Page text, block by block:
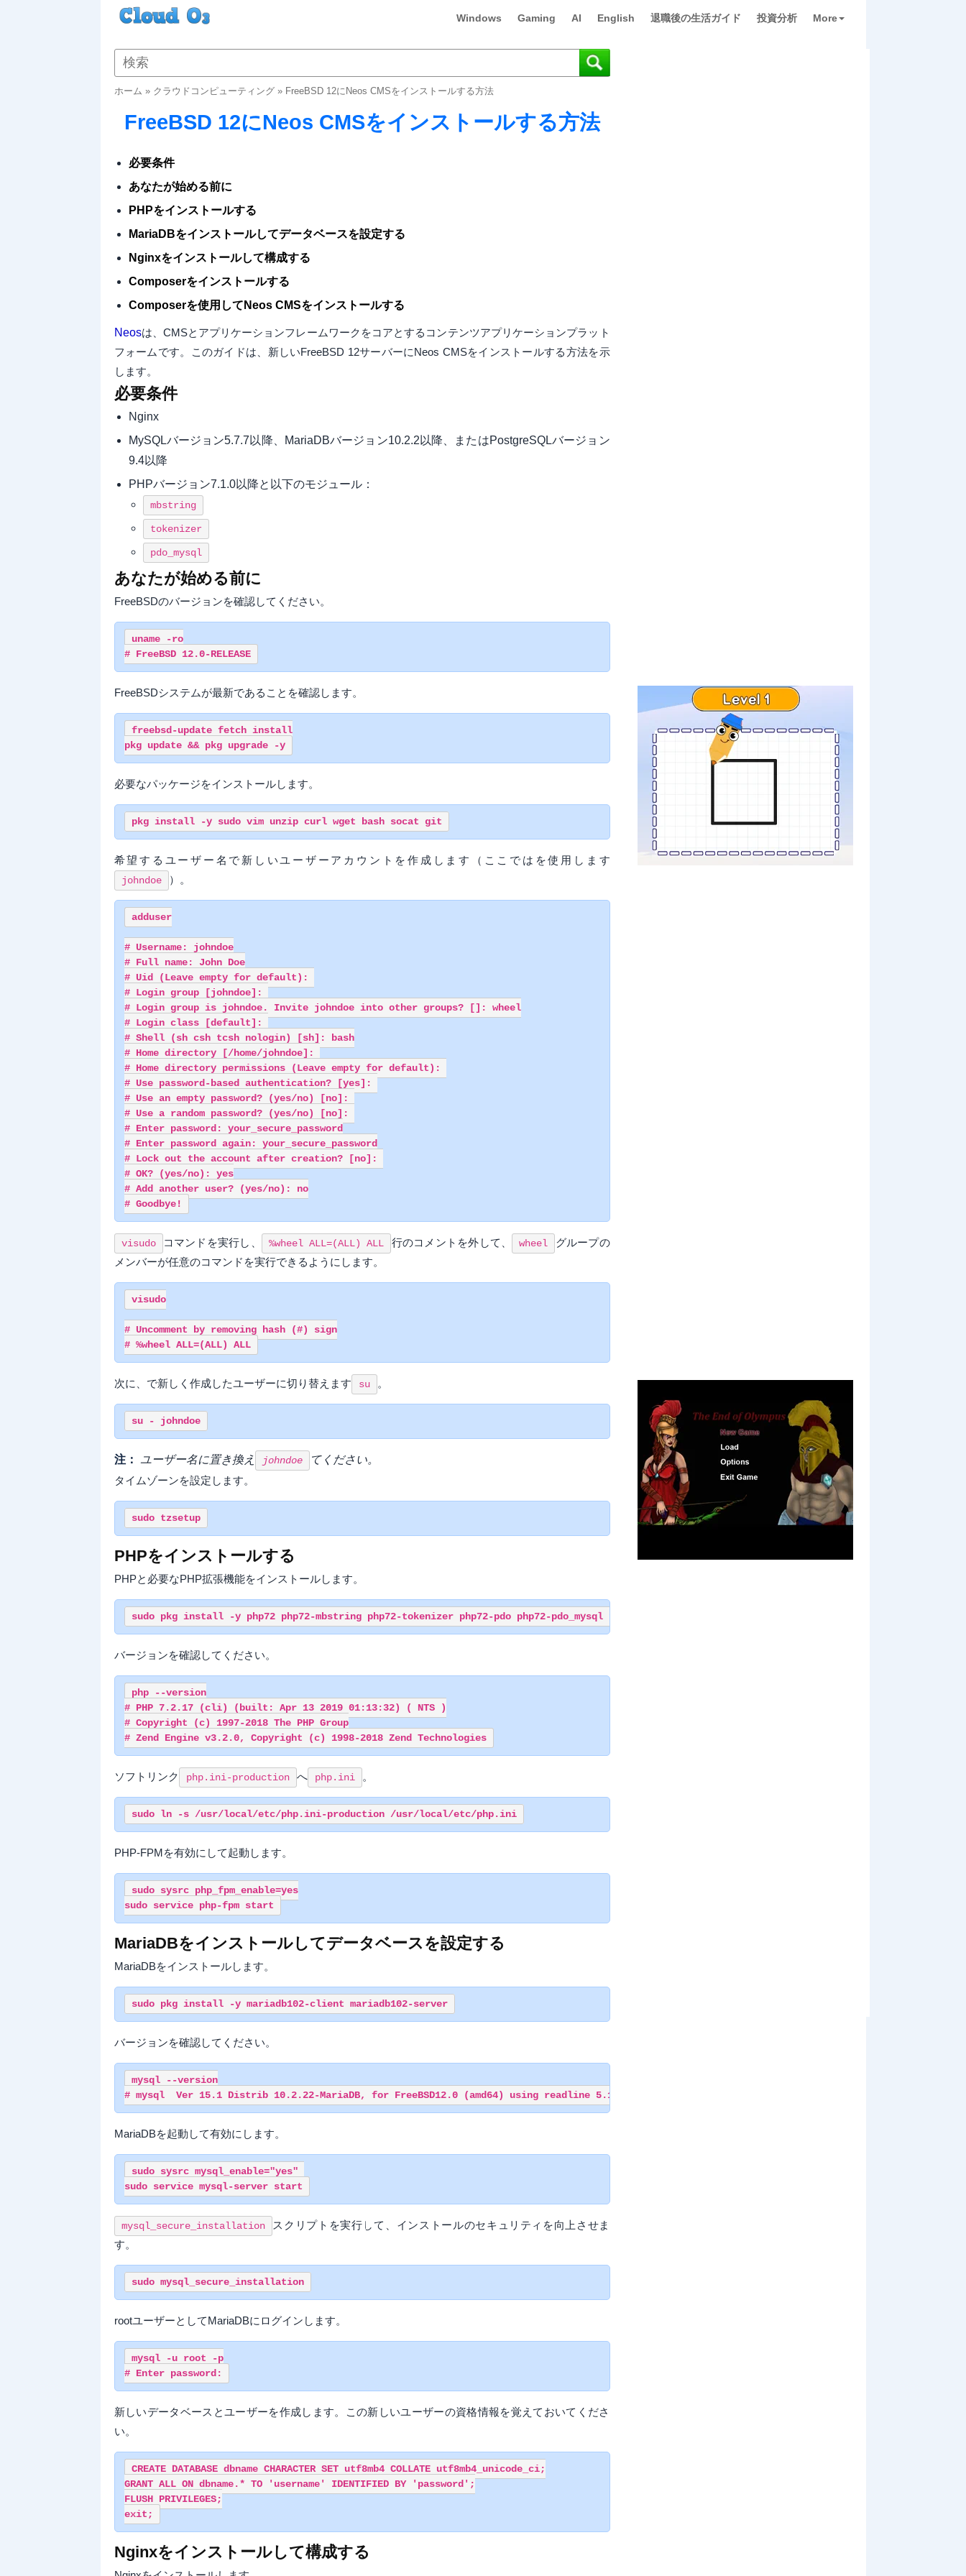
Windows Gaming AI English 退職後の生活ガイド 投資分析 More
ホーム » クラウドコンピューティング» FreeBSD 12にNeos CMSをインストールする方法
FreeBSD 12にNeos CMSをインストールする方法
必要条件
あなたが始める前に
PHPをインストールする
MariaDBをインストールしてデータベースを設定する
Nginxをインストールして構成する
Composerをインストールする
Composerを使用してNeos CMSをインストールする
Neosは、CMSとアプリケーションフレームワークをコアとするコンテンツアプリケーションプラット
フォームです。このガイドは、新しいFreeBSD 12サーバーにNeos CMSをインストールする方法を示
します。
必要条件
Nginx
MySQLバージョン5.7.7以降、MariaDBバージョン10.2.2以降、またはPostgreSQLバージョン
9.4以降
PHPバージョン7.1.0以降と以下のモジュール：
mbstring
tokenizer
pdo_mysql
あなたが始める前に
FreeBSDのバージョンを確認してください。
uname -ro
# FreeBSD 12.0-RELEASE
FreeBSDシステムが最新であることを確認します。
freebsd-update fetch install
pkg update && pkg upgrade -y
必要なパッケージをインストールします。
希望するユーザー名で新しいユーザーアカウントを作成します（ここではを使用します
johndoe ）。
adduser
# Username: johndoe
# Full name: John Doe
# Uid (Leave empty for default):
# Login group [johndoe]:
# Login group is johndoe. Invite johndoe into other groups? []: wheel
# Login class [default]:
# Shell (sh csh tcsh nologin) [sh]: bash
# Home directory [/home/johndoe]:
# Home directory permissions (Leave empty for default):
# Use password-based authentication? [yes]:
# Use an empty password? (yes/no) [no]:
# Use a random password? (yes/no) [no]:
# Enter password: your_secure_password
# Enter password again: your_secure_password
# Lock out the account after creation? [no]:
# OK? (yes/no): yes
# Add another user? (yes/no): no
visudo コマンドを実行し、 %wheel ALL=(ALL) ALL 行のコメントを外して、 wheel
グループの
メンバーが任意のコマンドを実行できるようにします。
visudo
# Uncomment by removing hash (#) sign
# %wheel ALL=(ALL) ALL
次に、で新しく作成したユーザーに切り替えます su 。
su - johndoe
注： ユーザー名に置き換え johndoe
てください。
タイムゾーンを設定します。
sudo tzsetup
PHPをインストールする
PHPと必要なPHP拡張機能をインストールします。
バージョンを確認してください。
php --version
# PHP 7.2.17 (cli) (built: Apr 13 2019 01:13:32) ( NTS )
# Copyright (c) 1997-2018 The PHP Group
# Zend Engine v3.2.0, Copyright (c) 1998-2018 Zend Technologies
ソフトリンク php.ini-production へ php.ini 。
sudo ln -s /usr/local/etc/php.ini-production /usr/local/etc/php.ini
PHP-FPMを有効にして起動します。
sudo sysrc php_fpm_enable=yes
MariaDBをインストールしてデータベースを設定する
MariaDBをインストールします。
sudo pkg install -y mariadb102-client mariadb102-server
バージョンを確認してください。
mysql --version
MariaDBを起動して有効にします。
sudo sysrc mysql_enable="yes"
mysql_secure_installation
スクリプトを実行して、インストールのセキュリティを向上させま
す。
sudo mysql_secure_installation
rootユーザーとしてMariaDBにログインします。
mysql -u root -p
新しいデータベースとユーザーを作成します。この新しいユーザーの資格情報を覚えておいてくださ
い。
CREATE DATABASE dbname CHARACTER SET utf8mb4 COLLATE utf8mb4_unicode_ci;
GRANT ALL ON dbname.* TO 'username' IDENTIFIED BY 'password';
FLUSH PRIVILEGES;
Nginxをインストールして構成する